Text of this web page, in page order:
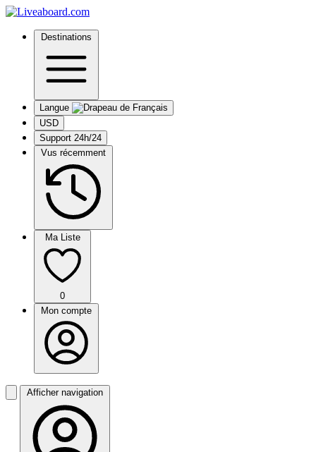
Destinations
Langue
USD
Support 24h/24
Vus récemment
Ma Liste
0
Mon compte
Afficher navigation